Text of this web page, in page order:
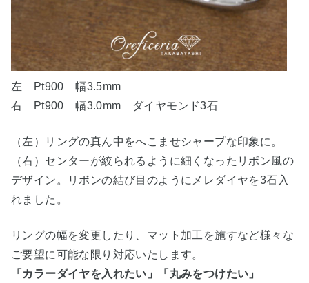
左 Pt900 幅3.5mm
右 Pt900 幅3.0mm ダイヤモンド3石
（左）リングの真ん中をへこませシャープな印象に。
（右）センターが絞られるように細くなったリボン風の
デザイン。リボンの結び目のようにメレダイヤを3石入
れました。
リングの幅を変更したり、マット加工を施すなど様々な
ご要望に可能な限り対応いたします。
「カラーダイヤを入れたい」「丸みをつけたい」